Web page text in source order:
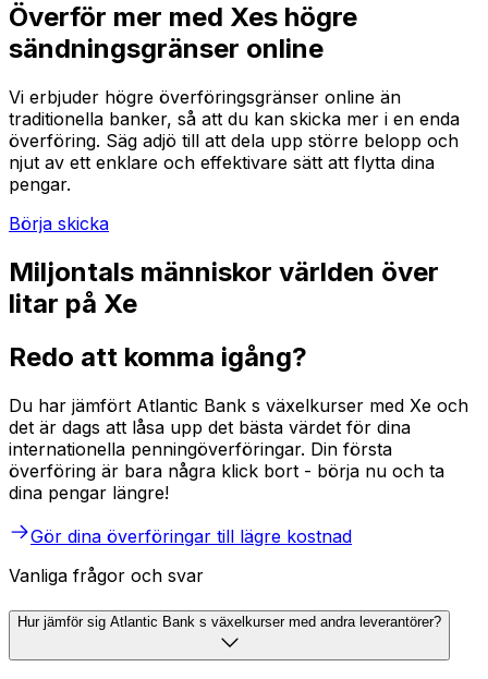
Överför mer med Xes högre
sändningsgränser online
Vi erbjuder högre överföringsgränser online än
traditionella banker, så att du kan skicka mer i en enda
överföring. Säg adjö till att dela upp större belopp och
njut av ett enklare och effektivare sätt att flytta dina
pengar.
Börja skicka
Miljontals människor världen över
litar på Xe
Redo att komma igång?
Du har jämfört Atlantic Bank s växelkurser med Xe och
det är dags att låsa upp det bästa värdet för dina
internationella penningöverföringar. Din första
överföring är bara några klick bort - börja nu och ta
dina pengar längre!
Gör dina överföringar till lägre kostnad
Vanliga frågor och svar
Hur jämför sig Atlantic Bank s växelkurser med andra leverantörer?